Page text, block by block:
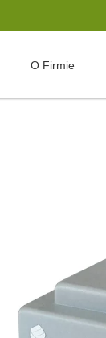
O Firmie